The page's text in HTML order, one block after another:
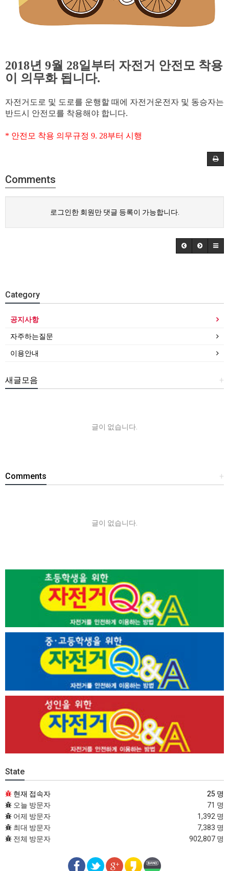
2018년 9월 28일부터 자전거 안전모 착용
이 의무화 됩니다.
자전거도로 및 도로를 운행할 때에 자전거운전자 및 동승자는
반드시 안전모를 착용해야 합니다.
* 안전모 착용 의무규정 9. 28부터 시행
Comments
로그인한 회원만 댓글 등록이 가능합니다.
Category
공지사항
자주하는질문
이용안내
+
새글모음
글이 없습니다.
+
Comments
글이 없습니다.
State
현재 접속자
25 명
오늘 방문자
71 명
어제 방문자
1,392 명
최대 방문자
7,383 명
전체 방문자
902,807 명